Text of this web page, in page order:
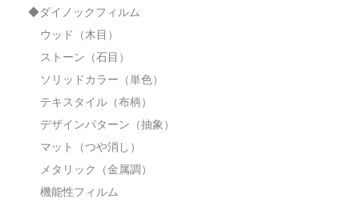
◆ダイノックフィルム
ウッド（木目）
ストーン（石目）
ソリッドカラー（単色）
テキスタイル（布柄）
デザインパターン（抽象）
マット（つや消し）
メタリック（金属調）
機能性フィルム